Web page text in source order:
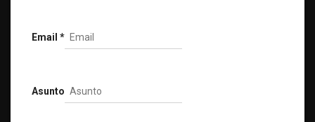
Email *
Asunto